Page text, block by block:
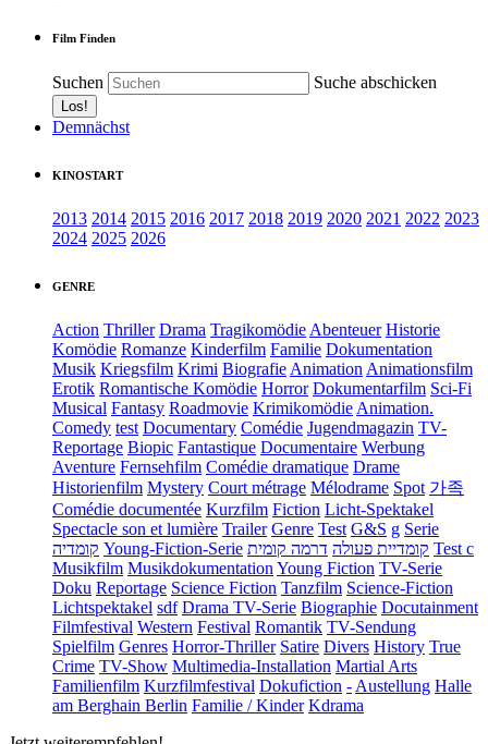
Film Finden
Suchen Suche abschicken
Demnächst
KINOSTART
2013 2014 2015 2016 2017 2018 2019 2020 2021 2022 2023
2024 2025 2026
GENRE
Action Thriller Drama Tragikomödie Abenteuer Historie
Komödie Romanze Kinderfilm Familie Dokumentation
Musik Kriegsfilm Krimi Biografie Animation Animationsfilm
Erotik Romantische Komödie Horror Dokumentarfilm Sci-Fi
Musical Fantasy Roadmovie Krimikomödie Animation.
Comedy test Documentary Comédie Jugendmagazin TV-
Reportage Biopic Fantastique Documentaire Werbung
Aventure Fernsehfilm Comédie dramatique Drame
Historienfilm Mystery Court métrage Mélodrame Spot 가족
Comédie documentée Kurzfilm Fiction Licht-Spektakel
Spectacle son et lumière Trailer Genre Test G&S g Serie
קומדיה Young-Fiction-Serie קומדיית פעולה דרמה קומית
Test c
Musikfilm Musikdokumentation Young Fiction TV-Serie
Doku Reportage Science Fiction Tanzfilm Science-Fiction
Lichtspektakel sdf Drama TV-Serie Biographie Docutainment
Filmfestival Western Festival Romantik TV-Sendung
Spielfilm Genres Horror-Thriller Satire Divers History True
Crime TV-Show Multimedia-Installation Martial Arts
Familienfilm Kurzfilmfestival Dokufiction - Austellung Halle
am Berghain Berlin Familie / Kinder Kdrama